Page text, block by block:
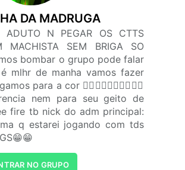
DA MADRUGA
ADUTO N PEGAR OS CTTS
MACHISTA SEM BRIGA SO
bombar o grupo pode falar
mlhr de manha vamos fazer
para a cor ✊🏻✊🏼✊🏽✊🏾✊🏿
nem para seu geito de
fire tb nick do adm principal:
q estarei jogando com tds
NO GRUPO